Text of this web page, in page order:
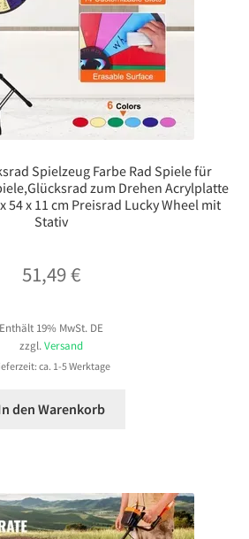
Spielzeug Farbe Rad Spiele für
zum Drehen Acrylplatte
54 x 11 cm Preisrad Lucky Wheel mit
Stativ
51,49€
Enthält 19% MwSt. DE
zzgl.Versand
ca. 1-5 Werktage
den Warenkorb